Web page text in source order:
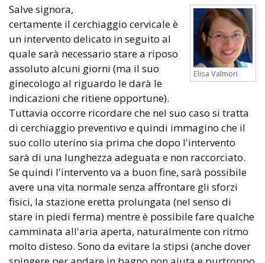
Elisa Valmori
Salve signora,
certamente il cerchiaggio cervicale è
un intervento delicato in seguito al
quale sarà necessario stare a riposo
assoluto alcuni giorni (ma il suo
ginecologo al riguardo le darà le
indicazioni che ritiene opportune).
Tuttavia occorre ricordare che nel suo caso si tratta
di cerchiaggio preventivo e quindi immagino che il
suo collo uterino sia prima che dopo l'intervento
sarà di una lunghezza adeguata e non raccorciato.
Se quindi l'intervento va a buon fine, sarà possibile
avere una vita normale senza affrontare gli sforzi
fisici, la stazione eretta prolungata (nel senso di
stare in piedi ferma) mentre è possibile fare qualche
camminata all'aria aperta, naturalmente con ritmo
molto disteso. Sono da evitare la stipsi (anche dover